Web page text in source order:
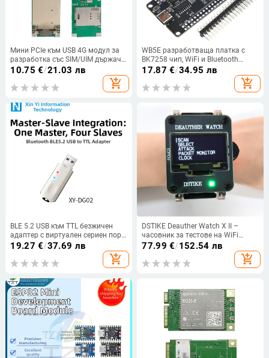
Мини PCIe към USB 4G модул за
разработка със SIM/UIM държач
за карта
10.75 €/21.03 лв
add_shopping_cart
WB5E разработваща платка с
BK7258 чип, WiFi и Bluetooth
модул вграден, съвместима с
17.87 €/34.95 лв
add_shopping_cart
BLE 5.2 USB към TTL безжичен
адаптер с виртуален сериен порт
– Dongle-02, един към много
19.27 €/37.69 лв
add_shopping_cart
DSTIKE Deauther Watch X II –
часовник за тестове на WiFi
атаки и защитни функции
77.99 €/152.54 лв
add_shopping_cart